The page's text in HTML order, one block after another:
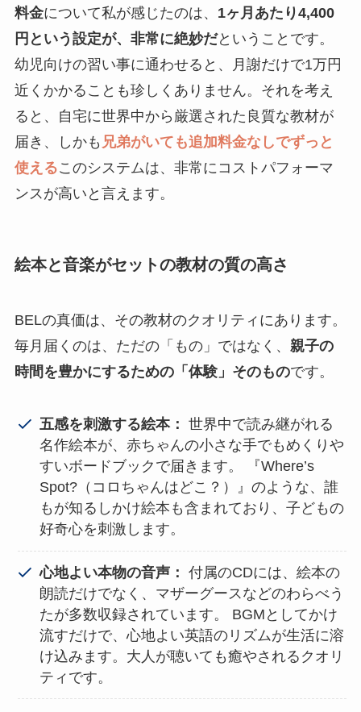
料金について私が感じたのは、 1ヶ月あたり4,400
円という設定が、非常に絶妙だということです。
幼児向けの習い事に通わせると、月謝だけで1万円
近くかかることも珍しくありません。それを考え
ると、自宅に世界中から厳選された良質な教材が
届き、しかも 兄弟がいても追加料金なしでずっと
使えるこのシステムは、非常にコストパフォーマ
ンスが高いと言えます。
絵本と音楽がセットの教材の質の高さ
BELの真価は、その教材のクオリティにあります。
毎月届くのは、ただの「もの」ではなく、 親子の
時間を豊かにするための「体験」そのものです。
五感を刺激する絵本： 世界中で読み継がれる
名作絵本が、赤ちゃんの小さな手でもめくりや
すいボードブックで届きます。 『Where’s
Spot?（コロちゃんはどこ？）』のような、誰
もが知るしかけ絵本も含まれており、子どもの
好奇心を刺激します。
心地よい本物の音声： 付属のCDには、絵本の
朗読だけでなく、マザーグースなどのわらべう
たが多数収録されています。 BGMとしてかけ
流すだけで、心地よい英語のリズムが生活に溶
け込みます。大人が聴いても癒やされるクオリ
ティです。